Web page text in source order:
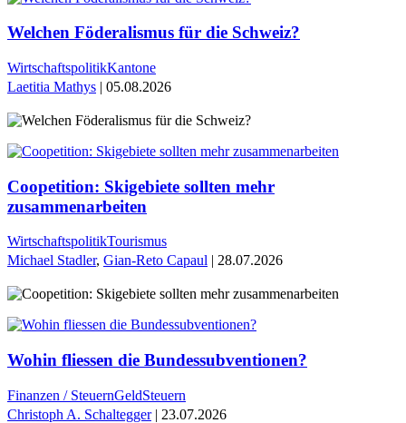
Welchen Föderalismus für die Schweiz?
WirtschaftspolitikKantone
Laetitia Mathys | 05.08.2026
Coopetition: Skigebiete sollten mehr
zusammenarbeiten
WirtschaftspolitikTourismus
Michael Stadler, Gian-Reto Capaul | 28.07.2026
Wohin fliessen die Bundessubventionen?
Finanzen / SteuernGeldSteuern
Christoph A. Schaltegger| 23.07.2026